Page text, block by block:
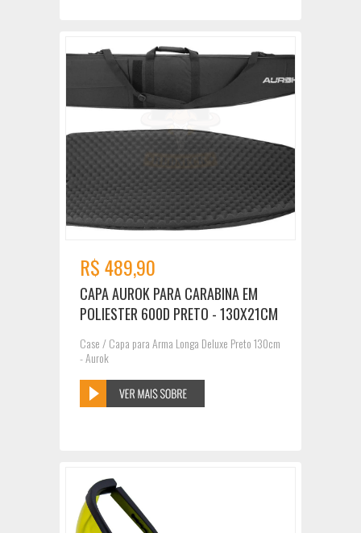
R$ 489,90
CAPA AUROK PARA CARABINA EM
POLIESTER 600D PRETO - 130X21CM
Case / Capa para Arma Longa Deluxe Preto 130cm
- Aurok